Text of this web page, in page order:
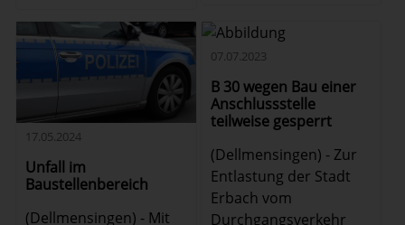
17.05.2024
Unfall im
Baustellenbereich
(Dellmensingen) - Mit
07.07.2023
B 30 wegen Bau einer
Anschlussstelle
teilweise gesperrt
(Dellmensingen) - Zur
Entlastung der Stadt
Erbach vom
Durchgangsverkehr